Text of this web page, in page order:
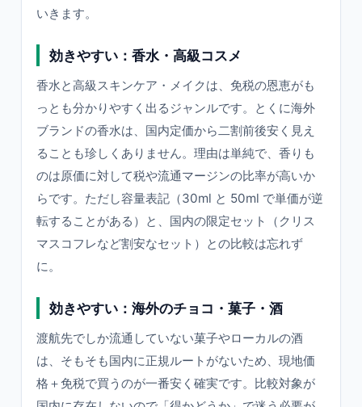
いきます。
効きやすい：香水・高級コスメ
香水と高級スキンケア・メイクは、免税の恩恵がも
っとも分かりやすく出るジャンルです。とくに海外
ブランドの香水は、国内定価から二割前後安く見え
ることも珍しくありません。理由は単純で、香りも
のは原価に対して税や流通マージンの比率が高いか
らです。ただし容量表記（30ml と 50ml で単価が逆
転することがある）と、国内の限定セット（クリス
マスコフレなど割安なセット）との比較は忘れず
に。
効きやすい：海外のチョコ・菓子・酒
渡航先でしか流通していない菓子やローカルの酒
は、そもそも国内に正規ルートがないため、現地価
格＋免税で買うのが一番安く確実です。比較対象が